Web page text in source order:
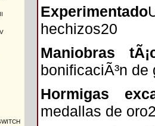
Experimentado
hechizos20
Maniobras
bonificaciÃ³n
Hormigas
medallas de